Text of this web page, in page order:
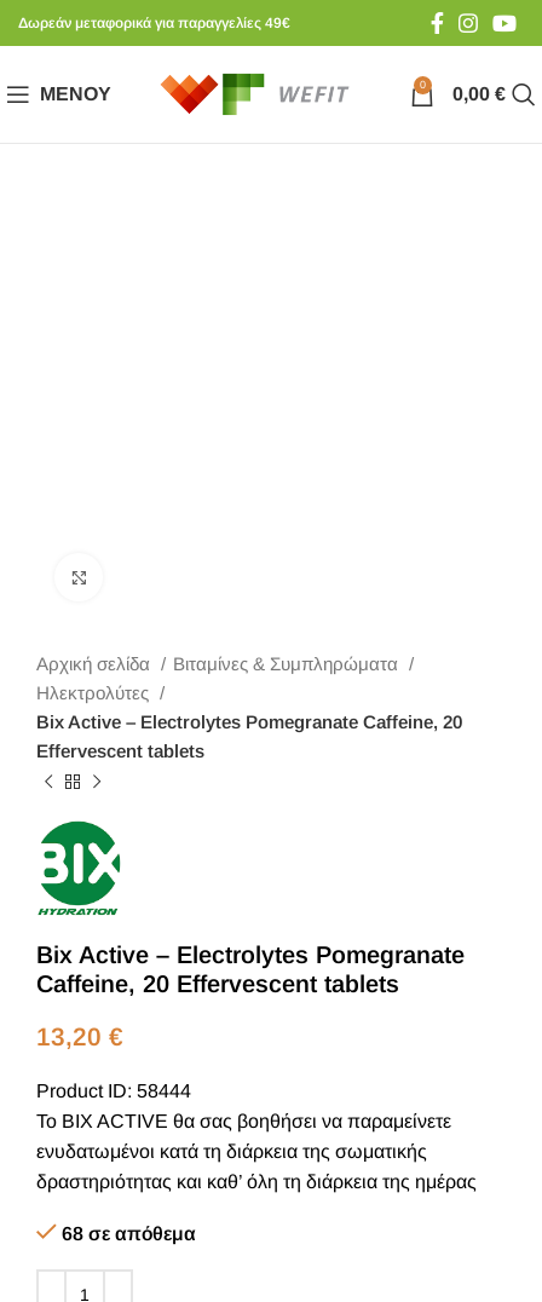
Δωρεάν μεταφορικά για παραγγελίες 49€
ΜΕΝΟΎ 0 0,00 €
Αρχική σελίδα
Βιταμίνες & Συμπληρώματα
Ηλεκτρολύτες
Bix Active – Electrolytes Pomegranate Caffeine, 20
Effervescent tablets
Bix Active – Electrolytes Pomegranate
Caffeine, 20 Effervescent tablets
13,20 €
Product ID: 58444
Το BIX ACTIVE θα σας βοηθήσει να παραμείνετε
ενυδατωμένοι κατά τη διάρκεια της σωματικής
δραστηριότητας και καθ’ όλη τη διάρκεια της ημέρας
68 σε απόθεμα